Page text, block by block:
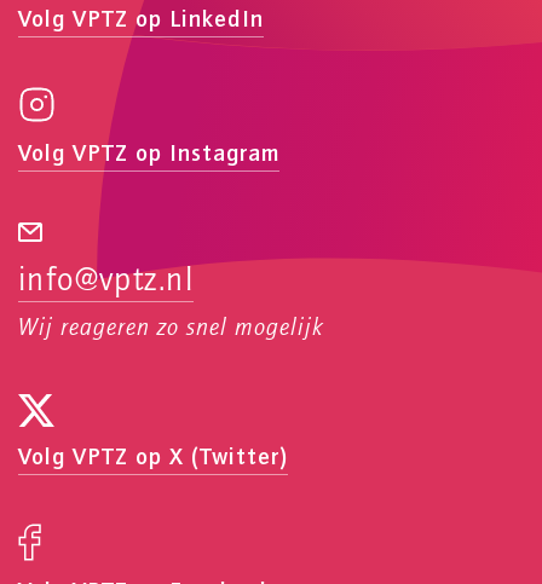
Volg VPTZ op LinkedIn
Volg VPTZ op Instagram
info@vptz.nl
Wij reageren zo snel mogelijk
Volg VPTZ op X (Twitter)